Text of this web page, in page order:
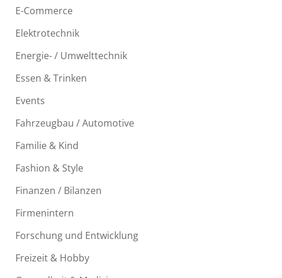
E-Commerce
Elektrotechnik
Energie- / Umwelttechnik
Essen & Trinken
Events
Fahrzeugbau / Automotive
Familie & Kind
Fashion & Style
Finanzen / Bilanzen
Firmenintern
Forschung und Entwicklung
Freizeit & Hobby